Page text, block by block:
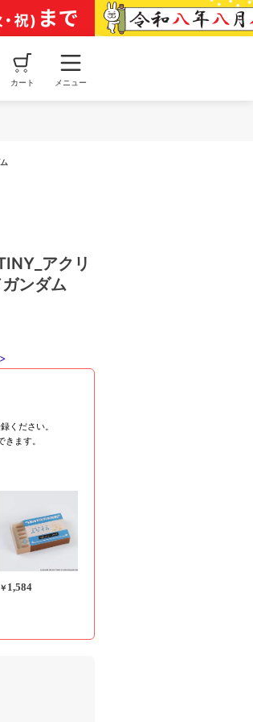
カート メニュー
アクリ
ンダム
ください。
ます。
￥ 1,584